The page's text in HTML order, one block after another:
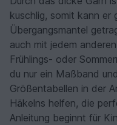
kuschlig, somit kann er
Übergangsmantel
auch mit jedem
Frühlings- oder
du nur ein Maßband
Größentabellen in der
Häkelns helfen, die
Anleitung beginnt für